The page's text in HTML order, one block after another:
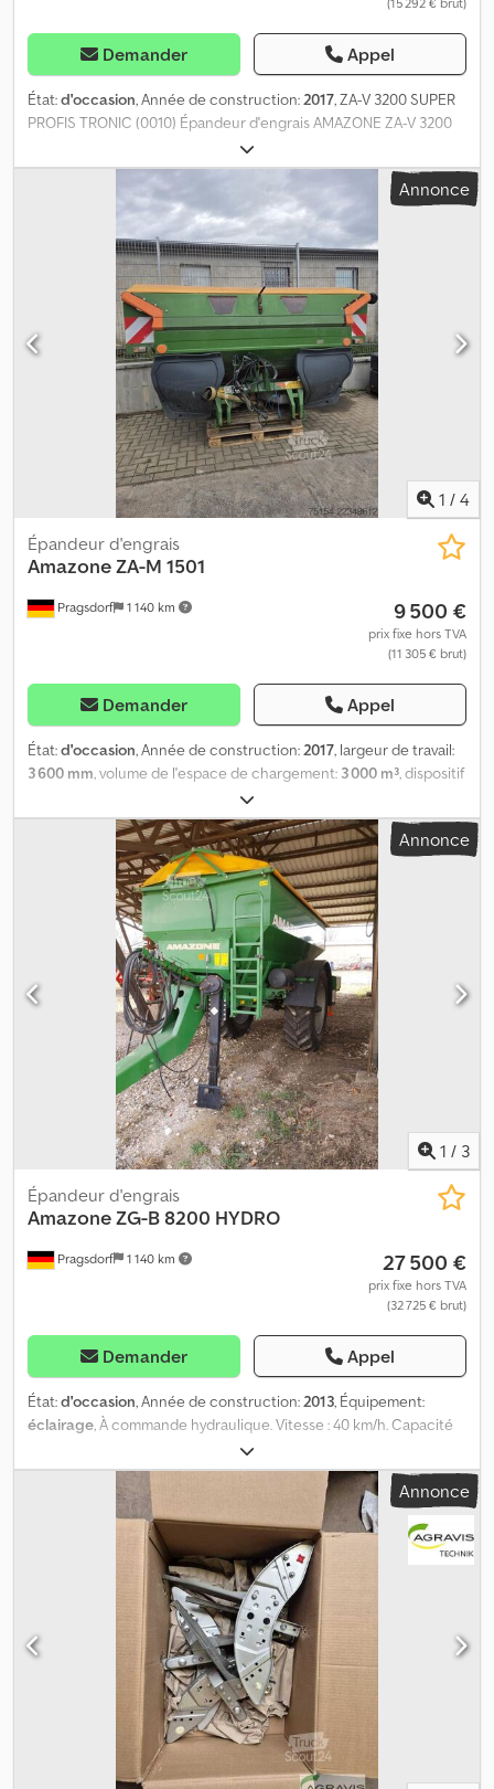
Demander Appel
État:d'occasion, Année de construction:2017, ZA-V 3200 SUPER
PROFIS TRONIC (0010) Épandeur d'engrais AMAZONE ZA-V 3200
Super Profis Tronic (0020) Unité d'épandage ZA-V Tronic (0030)
Prise de force Bondioli & Pavesi 910 mm (0040) Rehausse de
trémie 3200 (0050) Éclairage (0060) Garde-boue L et échelles
(0070) Bâche enroulable L, commande mécanique (0070) Jeu de
disques d'épandage V2 (0080) Système de bordure Limiter V droit
(0090) Indicateur de position pour Limiter Dodpfxjzhylme Ag Esck
(0100) Dispositif de roulage et de stationnement (0110) Arceau de
protection tubulaire (0120) Capteur d'inclinaison (0130) Capteur
de trémie vide
Annonce
1 / 4
Pragsdorf 1 140 km
Épandeur d'engrais
AmazoneZA-M 1501
9 500 €
prix fixe hors TVA
(11 305 € brut)
Demander Appel
État:d'occasion, Année de construction:2017, largeur de travail:
3 600 mm, volume de l'espace de chargement: 3 000 m³, dispositif
d’épandage périphérique intégré, mécanique, terminal
d’opérateur, toile, écran de protection périphérique, surélévation
de trémie, actionnement hydraulique des volets coulissants,
montage arrière, bâche de protection, dispositif d’épandage
périphérique, arbre de transmission, à partir de 10 à 36 mètres,
capacité de 3000 litres, éclairage, lieu de stockage : chez le
client. Dodpszmb Hpofx Ag Eock
Annonce
1 / 3
Pragsdorf 1 140 km
Épandeur d'engrais
AmazoneZG-B 8200 HYDRO
27 500 €
prix fixe hors TVA
(32 725 € brut)
Demander Appel
État:d'occasion, Année de construction:2013, Équipement:
éclairage, À commande hydraulique. Vitesse : 40 km/h. Capacité
du réservoir : 8 200 l. Lieu de stockage : chez le client. Dcodjzkxi
Nepfx Ag Ejk
Annonce